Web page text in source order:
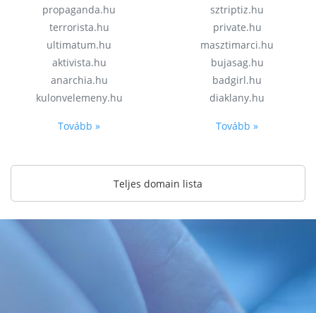
propaganda.hu
terrorista.hu
ultimatum.hu
aktivista.hu
anarchia.hu
kulonvelemeny.hu
Tovább »
sztriptiz.hu
private.hu
masztimarci.hu
bujasag.hu
badgirl.hu
diaklany.hu
Tovább »
Teljes domain lista